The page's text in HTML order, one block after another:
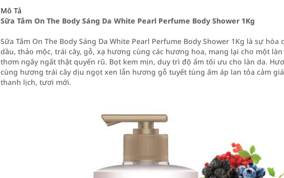
Mô Tả
Sữa Tắm On The Body Sáng Da White Pearl Perfume Body Shower 1Kg
Sữa Tắm On The Body Sáng Da White Pearl Perfume Body Shower 1Kg là sự
dầu, thảo mộc, trái cây, gỗ, xạ hương cùng các hương hoa, mang lại cho một
thơm ngây ngất thật quyến rũ. Bọt kem mịn, duy trì độ ẩm tối ưu cho làn da.
cùng hương trái cây dịu ngọt xen lẫn hương gỗ tuyết tùng ấm áp lan tỏa cảm
thanh lịch, tươi mới.